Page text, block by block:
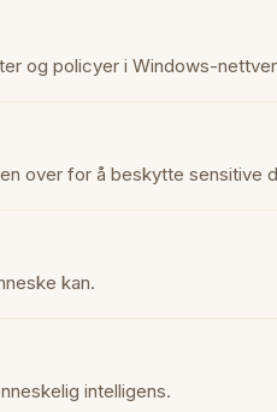
og policyer i Windows-
over for å beskytte sensitive
kan.
intelligens.